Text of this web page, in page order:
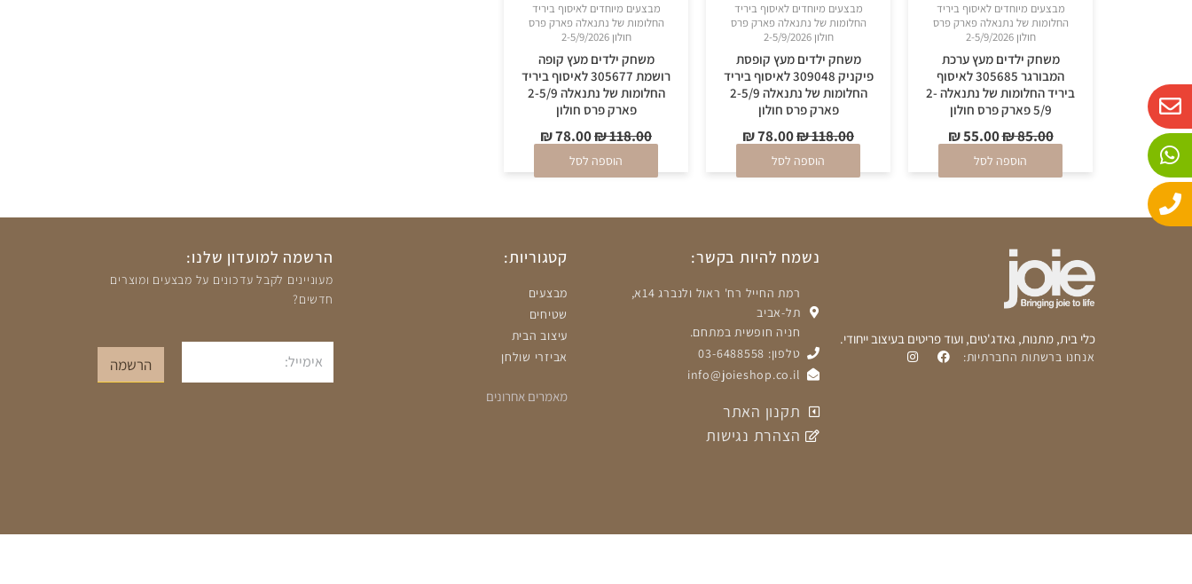
מבצעים מיוחדים לאיסוף ביריד
החלומות של נתנאלה פארק פרס
חולון 2-5/9/2026
משחק ילדים מעץ ערכת
המבורגר 305685 לאיסוף
ביריד החלומות של נתנאלה 2-
5/9 פארק פרס חולון
₪85.00
₪55.00
הוספה לסל
מבצעים מיוחדים לאיסוף ביריד
החלומות של נתנאלה פארק פרס
חולון 2-5/9/2026
משחק ילדים מעץ קופסת
פיקניק 309048 לאיסוף ביריד
החלומות של נתנאלה 2-5/9
פארק פרס חולון
₪118.00
₪78.00
הוספה לסל
מבצעים מיוחדים לאיסוף ביריד
החלומות של נתנאלה פארק פרס
חולון 2-5/9/2026
משחק ילדים מעץ קופה
רושמת 305677 לאיסוף ביריד
החלומות של נתנאלה 2-5/9
פארק פרס חולון
₪118.00
₪78.00
הוספה לסל
כלי בית, מתנות, גאדג'טים, ועוד פריטים בעיצוב ייחודי.
אנחנו ברשתות החברתיות:
נשמח להיות בקשר:
רמת החייל רח' ראול ולנברג 14א,
תל-אביב
חניה חופשית במתחם.
טלפון: 03-6488558
info@joieshop.co.il
תקנון האתר
הצהרת נגישות
קטגוריות:
מבצעים
שטיחים
עיצוב הבית
אביזרי שולחן
מאמרים אחרונים
הרשמה למועדון שלנו:
מעוניינים לקבל עדכונים על מבצעים ומוצרים
חדשים?
אימייל
הרשמה
E
n
v
e
l
o
p
W
h
a
t
s
a
p
P
h
o
n
e